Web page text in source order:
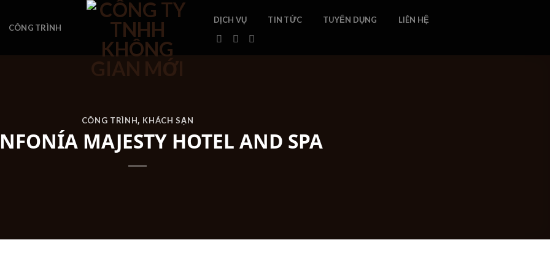
CÔNG TRÌNH
DỊCH VỤ TIN TỨC TUYỂN DỤNG LIÊN HỆ
CÔNG TRÌNH, KHÁCH SẠN
MAJESTY HOTEL AND SPA